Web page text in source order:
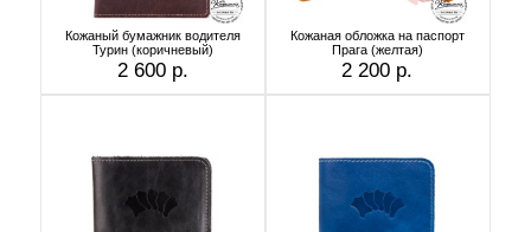
Кожаный бумажник водителя
Турин (коричневый)
2 600 р.
Кожаная обложка на паспорт
Прага (желтая)
2 200 р.